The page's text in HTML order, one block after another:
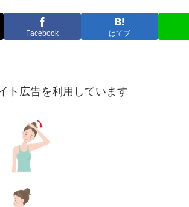
Facebook はてブ
ト広告を利用しています